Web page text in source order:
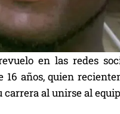
en las redes
años, quien
al unirse al